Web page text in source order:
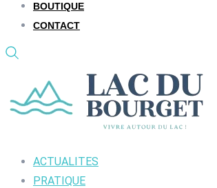
BOUTIQUE
CONTACT
ACTUALITES
PRATIQUE